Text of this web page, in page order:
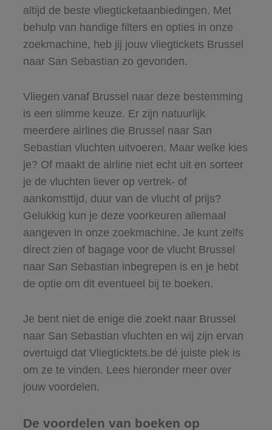
altijd de beste vliegticketaanbiedingen. Met
behulp van handige filters en opties in onze
zoekmachine, heb jij jouw vliegtickets Brussel
naar San Sebastian zo gevonden.
Vliegen vanaf Brussel naar deze bestemming
is een slimme keuze. Er zijn natuurlijk
meerdere airlines die Brussel naar San
Sebastian vluchten uitvoeren. Maar welke kies
je? Of maakt de airline niet echt uit en sorteer
je de vluchten liever op vertrek- of
aankomsttijd, duur van de vlucht of prijs?
Gelukkig kun je deze voorkeuren allemaal
aangeven in onze zoekmachine. Je kunt zelfs
direct zien of bagage voor de vlucht Brussel
naar San Sebastian inbegrepen is en je hebt
de optie om dit eventueel bij te boeken.
Je bent niet de enige die zoekt naar Brussel
naar San Sebastian vluchten en wij zijn ervan
overtuigd dat Vliegticktets.be dé juiste plek is
om ze te vinden. Lees hieronder meer over
jouw voordelen.
De voordelen van boeken op